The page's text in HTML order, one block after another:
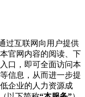
过互联网向用户提供
官网内容的阅读、下
口，即可全面访问本
信息，从而进一步提
企业的人力资源成